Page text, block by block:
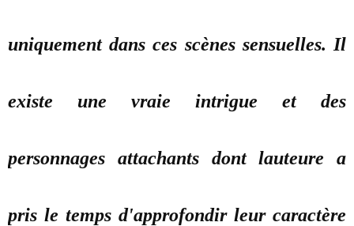
uniquement dans ces scènes sensuelles. Il
existe une vraie intrigue et des
personnages attachants dont lauteure a
pris le temps d'approfondir leur caractère